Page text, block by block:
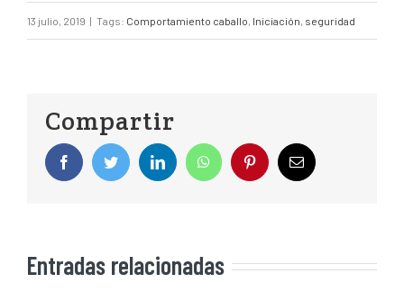
13 julio, 2019 | Tags: Comportamiento caballo, Iniciación, seguridad
Compartir
Entradas relacionadas